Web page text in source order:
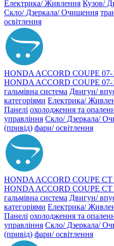
Електрика/ Живлення Кузов/
Скло/ Дзеркала/ Очищення
освітлення
HONDA ACCORD COUPE 07-
HONDA ACCORD COUPE 07-
гальмівна система Двигун/
категоріями Електрика/
Панелі охолодження та
управління Скло/ Дзеркала/
(привід) фари/ освітлення
HONDA ACCORD COUPE CT
HONDA ACCORD COUPE CT
гальмівна система Двигун/
категоріями Електрика/
Панелі охолодження та
управління Скло/ Дзеркала/
(привід) фари/ освітлення